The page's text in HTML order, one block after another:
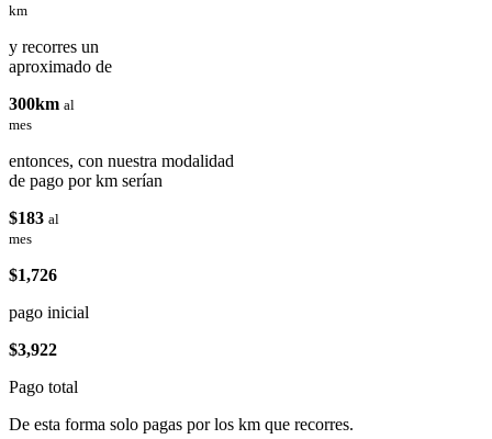
km
y recorres un
aproximado de
300km al
mes
entonces, con nuestra modalidad
de pago por km serían
$183 al
mes
$1,726
pago inicial
$3,922
Pago total
De esta forma solo pagas por los km que recorres.